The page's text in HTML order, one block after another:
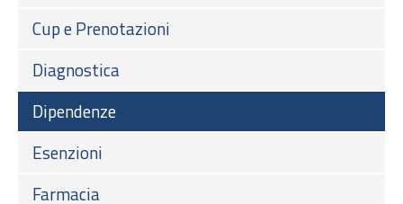
Cup e Prenotazioni
Diagnostica
Dipendenze
Esenzioni
Farmacia